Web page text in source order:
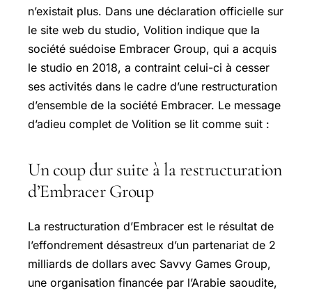
n’existait plus. Dans une déclaration officielle sur
le site web du studio, Volition indique que la
société suédoise Embracer Group, qui a acquis
le studio en 2018, a contraint celui-ci à cesser
ses activités dans le cadre d’une restructuration
d’ensemble de la société Embracer. Le message
d’adieu complet de Volition se lit comme suit :
Un coup dur suite à la restructuration
d’Embracer Group
La restructuration d’Embracer est le résultat de
l’effondrement désastreux d’un partenariat de 2
milliards de dollars avec Savvy Games Group,
une organisation financée par l’Arabie saoudite,